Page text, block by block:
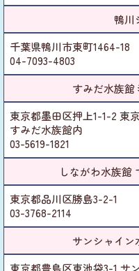
鴨川
千葉県鴨川市東町1464-18
04-7093-4803
すみだ水族
東京都墨田区押上1-1-2 東
すみだ水族館内
03-5619-1821
しながわ水族館
東京都品川区勝島3-2-1
03-3768-2114
サンシャイン
東京都豊島区東池袋3-1 サ